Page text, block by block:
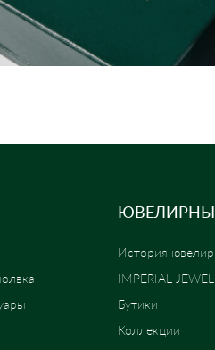
История
IMPERIAL
Бутики
Коллекции